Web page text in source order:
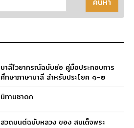
บาลีไวยากรณ์ฉบับย่อ คู่มือประกอบการ
ศึกษาภาษาบาลี สำหรับประโยค ๑-๒
นิทานชาดก
สวดมนต์ฉบับหลวง ของ สมเด็จพระ